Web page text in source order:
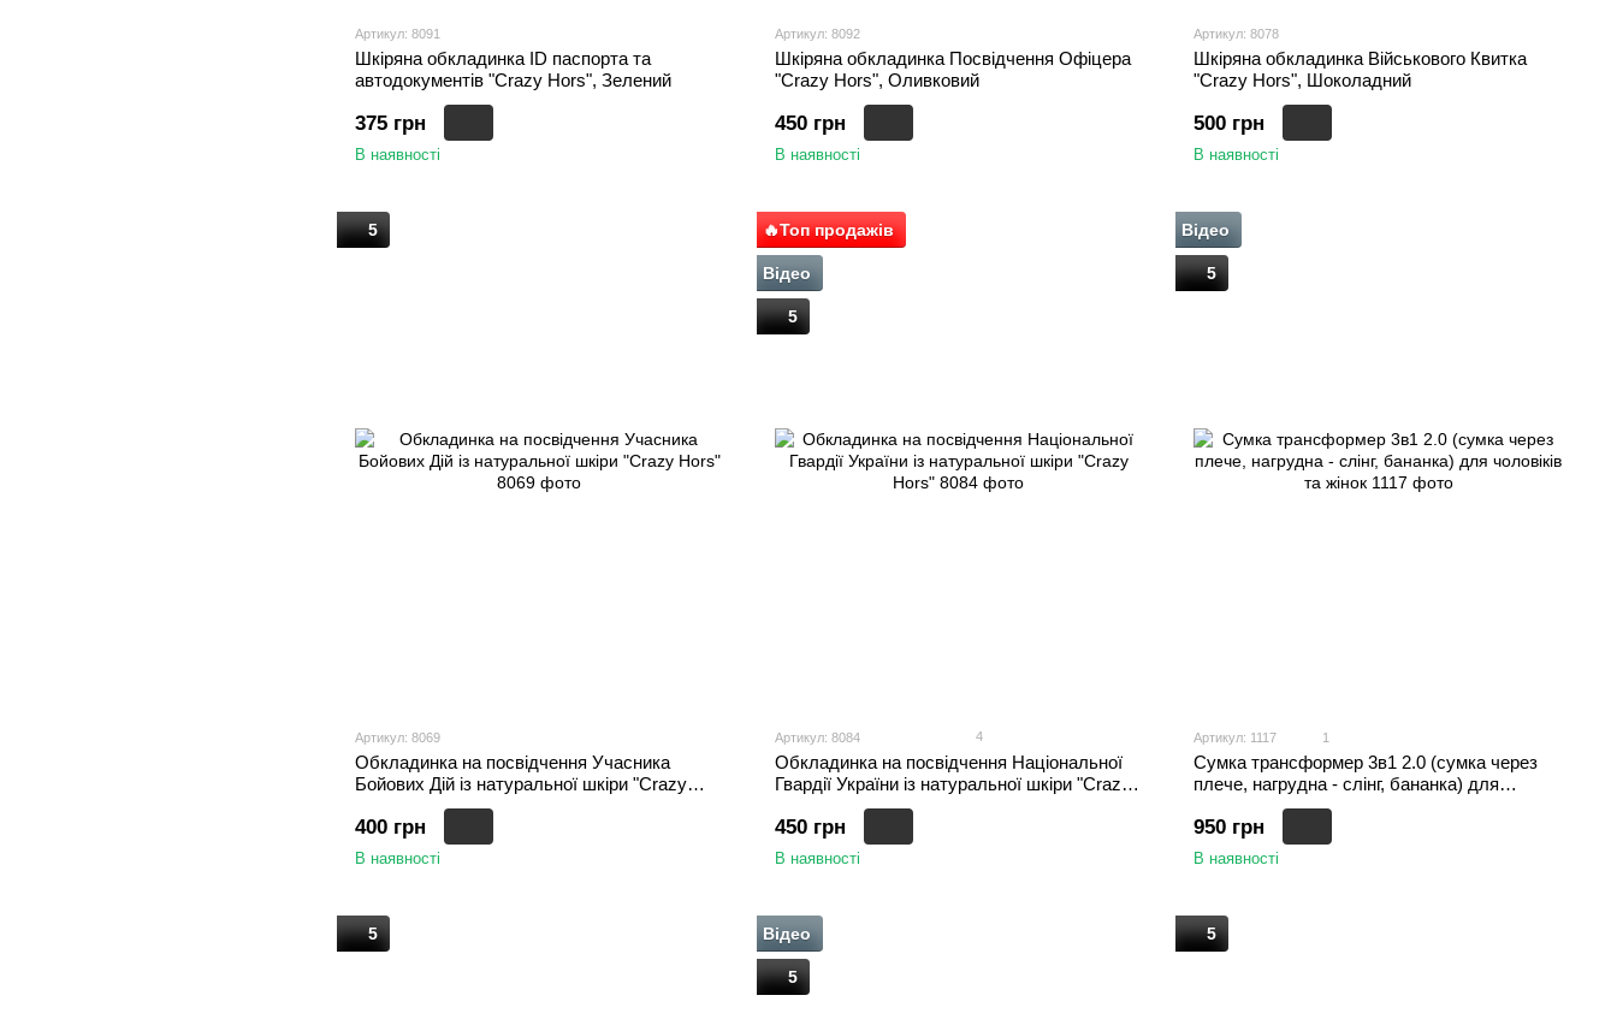
Артикул: 8091
Шкіряна обкладинка ID паспорта та
автодокументів "Crazy Hors", Зелений
375 грн
В наявності
Артикул: 8092
Шкіряна обкладинка Посвідчення Офіцера
"Crazy Hors", Оливковий
450 грн
В наявності
Артикул: 8078
Шкіряна обкладинка Військового Квитка
"Crazy Hors", Шоколадний
500 грн
В наявності
5
Артикул: 8069
Обкладинка на посвідчення Учасника
Бойових Дій із натуральної шкіри "Crazy
Hors", Коричневий
400 грн
В наявності
🔥Топ продажів
Відео
5
Артикул: 8084 4
Обкладинка на посвідчення Національної
Гвардії України із натуральної шкіри "Crazy
Hors", Сірий
450 грн
В наявності
Відео
5
Артикул: 1117 1
Сумка трансформер 3в1 2.0 (сумка через
плече, нагрудна - слінг, бананка) для
чоловіків та жінок, Хакі
950 грн
В наявності
5 Відео
5
5